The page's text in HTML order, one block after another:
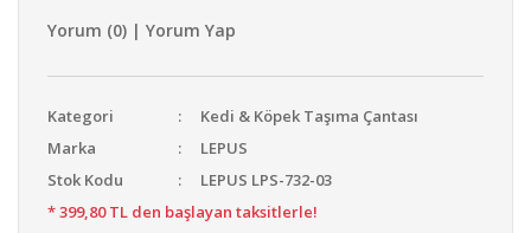
Yorum (0) | Yorum Yap
Kategori
Kedi & Köpek Taşıma Çantası
Marka
LEPUS
Stok Kodu
LEPUS LPS-732-03
* 399,80 TL den başlayan taksitlerle!